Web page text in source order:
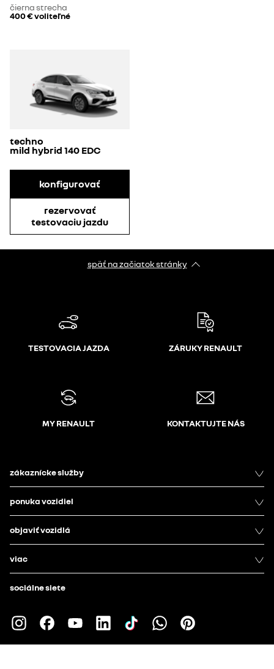
čierna strecha
400 €voliteľné
techno
mild hybrid 140 EDC
konfigurovať
rezervovať
testovaciu jazdu
späť na začiatok stránky
TESTOVACIA JAZDA ZÁRUKY RENAULT
MY RENAULT KONTAKTUJTE NÁS
zákaznícke služby
ponuka vozidiel
objaviť vozidlá
viac
sociálne siete